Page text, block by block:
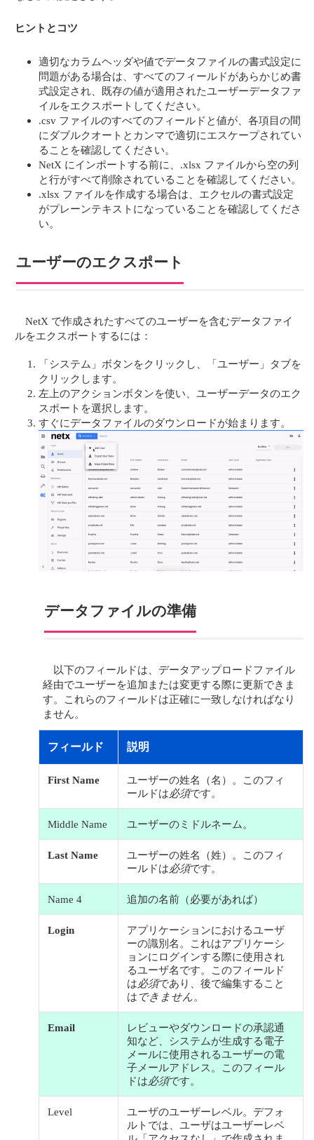
ヒントとコツ
適切なカラムヘッダや値でデータファイルの書式設定に
問題がある場合は、すべてのフィールドがあらかじめ書
式設定され、既存の値が適用されたユーザーデータファ
イルをエクスポートしてください。
.csv ファイルのすべてのフィールドと値が、各項目の間
にダブルクオートとカンマで適切にエスケープされてい
ることを確認してください。
NetX にインポートする前に、.xlsx ファイルから空の列
と行がすべて削除されていることを確認してください。
.xlsx ファイルを作成する場合は、エクセルの書式設定
がプレーンテキストになっていることを確認してくださ
い。
ユーザーのエクスポート
NetX で作成されたすべてのユーザーを含むデータファイ
ルをエクスポートするには：
「システム」ボタンをクリックし、「ユーザー」タブを
クリックします。
左上のアクションボタンを使い、ユーザーデータのエク
スポートを選択します。
すぐにデータファイルのダウンロードが始まります。
データファイルの準備
以下のフィールドは、データアップロードファイル
経由でユーザーを追加または変更する際に更新できま
す。これらのフィールドは正確に一致しなければなり
ません。
フィールド 説明
First Name
ユーザーの姓名（名）。このフィ
ールドは必須です。
Middle Name ユーザーのミドルネーム。
Last Name
ユーザーの姓名（姓）。このフィ
ールドは必須です。
Name 4 追加の名前（必要があれば）
Login
アプリケーションにおけるユーザ
ーの識別名。これはアプリケーシ
ョンにログインする際に使用され
るユーザ名です。このフィールド
は必須であり、後で編集すること
は できません。
Email
レビューやダウンロードの承認通
知など、システムが生成する電子
メールに使用されるユーザーの電
子メールアドレス。このフィール
ドは必須です。
Level
ユーザのユーザーレベル。デフォ
ルトでは、ユーザはユーザーレベ